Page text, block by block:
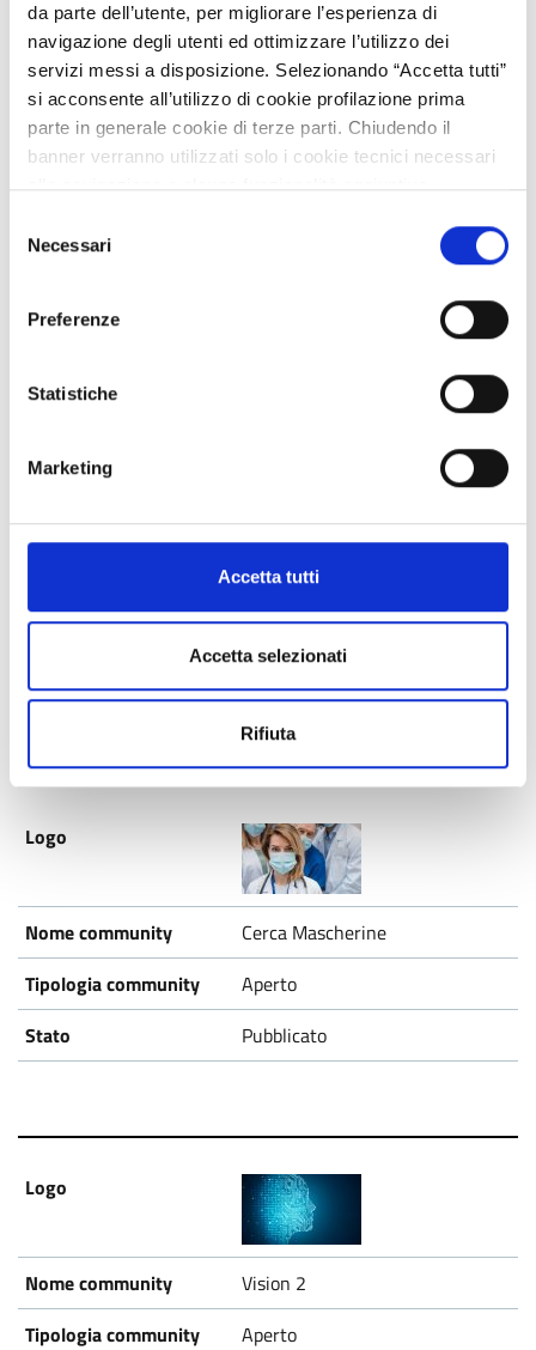
da parte dell’utente, per migliorare l’esperienza di
navigazione degli utenti ed ottimizzare l’utilizzo dei
servizi messi a disposizione. Selezionando “Accetta tutti”
si acconsente all’utilizzo di cookie profilazione prima
parte in generale cookie di terze parti. Chiudendo il
banner verranno utilizzati solo i cookie tecnici necessari
alla navigazione e alcune funzionalità aggiuntive
Per conoscere i dettagli, consulta la nostra cookie policy.
https://www.openinnovation.regione.lombardia.it/it/co
https://www.openinnovation.regione.lombardia.it/it/pr
delNecessari
Preferenze
Statistiche
Marketing
Accetta tutti
Accetta selezionati
Rifiuta
Ecomate
Aperto
Pubblicato
Cerca Mascherine
Aperto
Pubblicato
Vision 2
Aperto